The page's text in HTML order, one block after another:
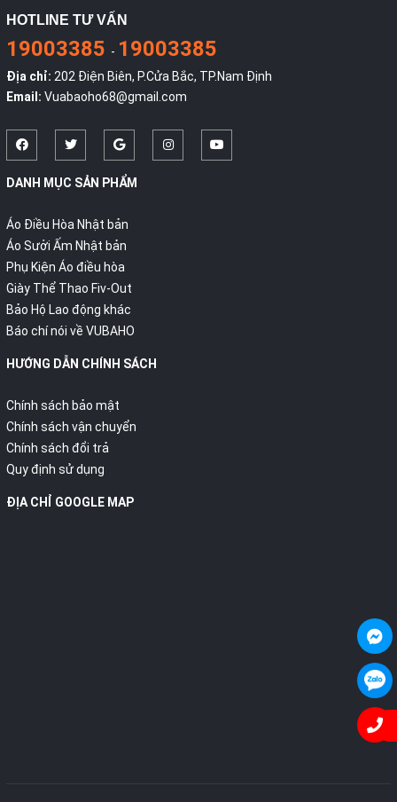
HOTLINE TƯ VẤN
19003385 - 19003385
Địa chỉ: 202 Điện Biên, P.Cửa Bắc, TP.Nam Định
Email: Vuabaoho68@gmail.com
DANH MỤC SẢN PHẨM
Áo Điều Hòa Nhật bản
Áo Sưởi Ấm Nhật bản
Phụ Kiện Áo điều hòa
Giày Thể Thao Fiv-Out
Bảo Hộ Lao động khác
Báo chí nói về VUBAHO
HƯỚNG DẪN CHÍNH SÁCH
Chính sách bảo mật
Chính sách vận chuyển
Chính sách đổi trả
Quy định sử dụng
ĐỊA CHỈ GOOGLE MAP